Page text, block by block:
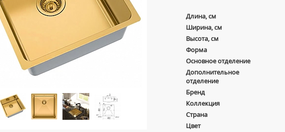
Длина, см
Ширина, см
Высота, см
Форма
Основное отделение
Дополнительное
отделение
Бренд
Коллекция
Страна
Цвет